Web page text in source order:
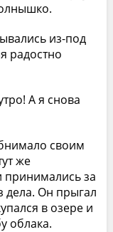
из-под
радостно
А я снова
своим
же
принимались за
дела. Он прыгал
в озере и
облака.